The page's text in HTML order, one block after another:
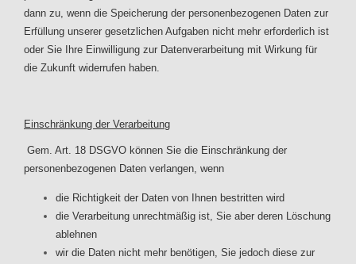
dann zu, wenn die Speicherung der personenbezogenen Daten zur
Erfüllung unserer gesetzlichen Aufgaben nicht mehr erforderlich ist
oder Sie Ihre Einwilligung zur Datenverarbeitung mit Wirkung für
die Zukunft widerrufen haben.
Einschränkung der Verarbeitung
Gem. Art. 18 DSGVO können Sie die Einschränkung der
personenbezogenen Daten verlangen, wenn
die Richtigkeit der Daten von Ihnen bestritten wird
die Verarbeitung unrechtmäßig ist, Sie aber deren Löschung
ablehnen
wir die Daten nicht mehr benötigen, Sie jedoch diese zur